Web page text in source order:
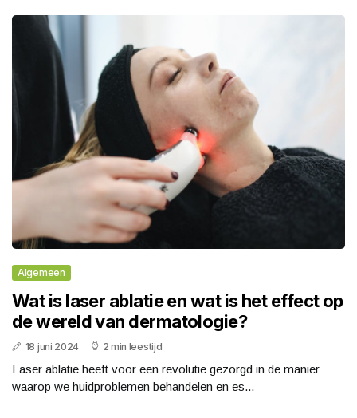
Algemeen
Wat is laser ablatie en wat is het effect op
de wereld van dermatologie?
18 juni 2024 2 min leestijd
Laser ablatie heeft voor een revolutie gezorgd in de manier
waarop we huidproblemen behandelen en es...